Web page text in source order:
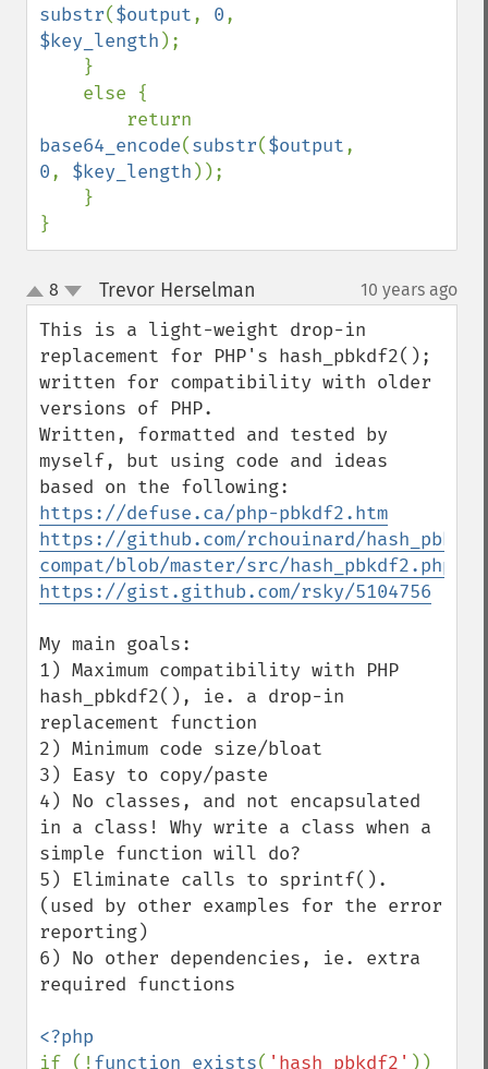
substr($output, 0
$key_length );
base64_encode(substr($output
0, $key_length ));
}
up
down
8 Trevor Herselman 10 years ago
This is a light-weight drop-in
replacement for PHP's hash_pbkdf2();
written for compatibility with older
versions of PHP.
Written, formatted and tested by
myself, but using code and ideas
https://defuse.ca/php-pbkdf2.htm
https://github.com/rchouinard/
compat/blob/master/src/hash_pbkdf2.php
https://gist.github.com/rsky/5104756
My main goals:
1) Maximum compatibility with PHP
hash_pbkdf2(), ie. a drop-in
replacement function
2) Minimum code size/bloat
3) Easy to copy/paste
4) No classes, and not encapsulated
in a class! Why write a class when a
simple function will do?
5) Eliminate calls to sprintf().
(used by other examples for the error
reporting)
6) No other dependencies, ie. extra
required functions
if (!function_exists( 'hash_pbkdf2' ))